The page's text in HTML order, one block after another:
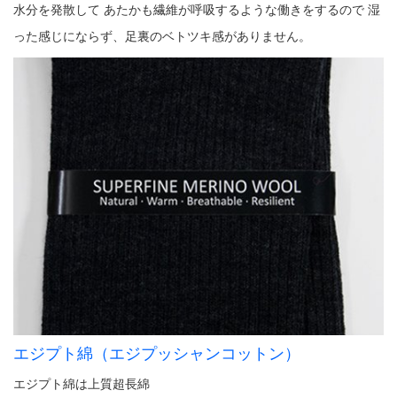
水分を発散して あたかも繊維が呼吸するような働きをするので 湿
った感じにならず、足裏のベトツキ感がありません。
エジプト綿（エジプッシャンコットン）
エジプト綿は上質超長綿